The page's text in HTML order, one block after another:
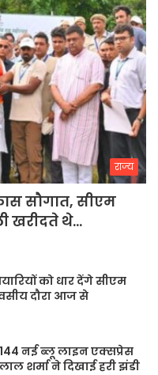
राज्य
सौगात, सीएम
खरीदते थे…
को धार देंगे सीएम
दौरा आज से
नई ब्लू लाइन एक्सप्रेस
शर्मा ने दिखाई हरी झंडी